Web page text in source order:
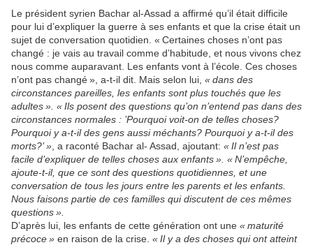
Le président syrien Bachar al-Assad a affirmé qu’il était difficile
pour lui d’expliquer la guerre à ses enfants et que la crise était un
sujet de conversation quotidien. « Certaines choses n’ont pas
changé : je vais au travail comme d’habitude, et nous vivons chez
nous comme auparavant. Les enfants vont à l’école. Ces choses
n’ont pas changé », a-t-il dit. Mais selon lui, « dans des
circonstances pareilles, les enfants sont plus touchés que les
adultes ». « Ils posent des questions qu’on n’entend pas dans des
circonstances normales : ’Pourquoi voit-on de telles choses?
Pourquoi y a-t-il des gens aussi méchants? Pourquoi y a-t-il des
morts?’ » , a raconté Bachar al- Assad, ajoutant: « Il n’est pas
facile d’expliquer de telles choses aux enfants ». « N’empêche,
ajoute-t-il, que ce sont des questions quotidiennes, et une
conversation de tous les jours entre les parents et les enfants.
Nous faisons partie de ces familles qui discutent de ces mêmes
questions ».
D’après lui, les enfants de cette génération ont une « maturité
précoce » en raison de la crise. « Il y a des choses qui ont atteint